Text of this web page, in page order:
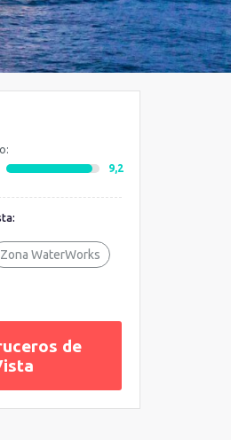
9,2
Zona WaterWorks
de